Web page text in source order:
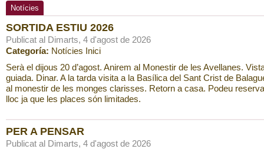
Notícies
SORTIDA ESTIU 2026
Publicat al Dimarts, 4 d'agost de 2026
Categoría: Notícies Inici
Serà el dijous 20 d’agost. Anirem al Monestir de les Avellanes.
guiada. Dinar. A la tarda visita a la Basílica del Sant Crist de
al monestir de les monges clarisses. Retorn a casa. Podeu
lloc ja que les places són limitades.
PER A PENSAR
Publicat al Dimarts, 4 d'agost de 2026